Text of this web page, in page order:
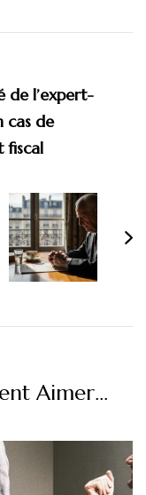
de l’expert-
cas de
fiscal
Aimer...